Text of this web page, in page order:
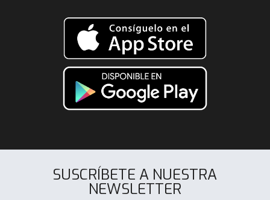
SUSCRÍBETE A NUESTRA
NEWSLETTER